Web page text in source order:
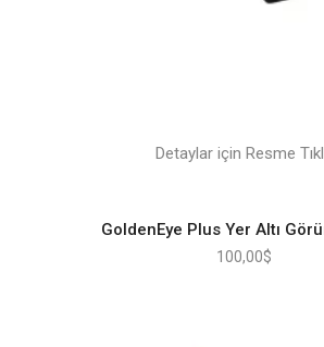
Detaylar için Resme
GoldenEye Plus Yer Altı
100,00$